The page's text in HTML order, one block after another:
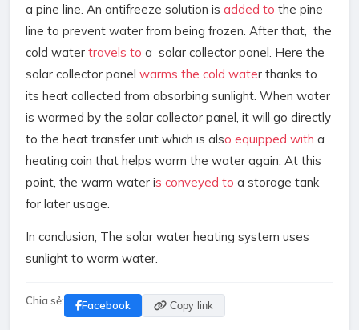
a pine line. An antifreeze solution is added to the pine
line to prevent water from being frozen. After that, the
cold water travels to a solar collector panel. Here the
solar collector panel warms the cold water thanks to
its heat collected from absorbing sunlight. When water
is warmed by the solar collector panel, it will go directly
to the heat transfer unit which is also equipped with a
heating coin that helps warm the water again. At this
point, the warm water is conveyed to a storage tank
for later usage.
In conclusion, The solar water heating system uses
sunlight to warm water.
Chia sẻ: Facebook Copy link